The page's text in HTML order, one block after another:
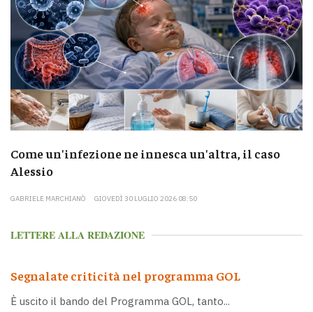
Come un'infezione ne innesca un'altra, il caso
Alessio
GABRIELE MARCHIANÒ GIOVEDÌ 30 LUGLIO 2026 08:50
LETTERE ALLA REDAZIONE
Segnalate criticità nel programma GOL
È uscito il bando del Programma GOL, tanto...